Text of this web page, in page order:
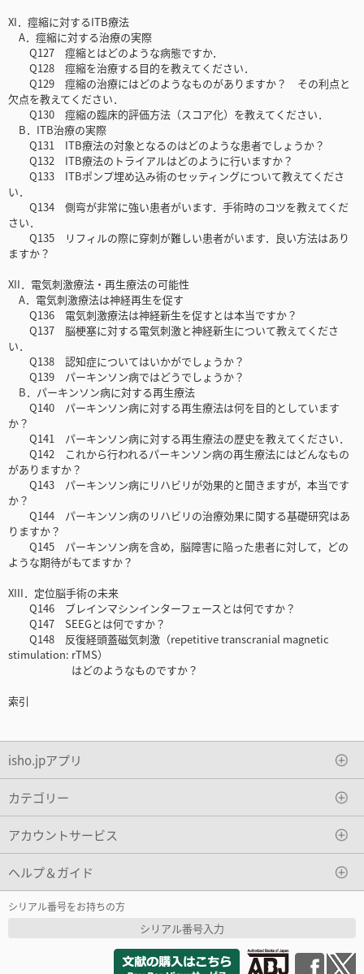
XI．痙縮に対するITB療法
A．痙縮に対する治療の実際
Q127 痙縮とはどのような病態ですか．
Q128 痙縮を治療する目的を教えてください．
Q129 痙縮の治療にはどのようなものがありますか？ その利点と
欠点を教えてください．
Q130 痙縮の臨床的評価方法（スコア化）を教えてください．
B．ITB治療の実際
Q131 ITB療法の対象となるのはどのような患者でしょうか？
Q132 ITB療法のトライアルはどのように行いますか？
Q133 ITBポンプ埋め込み術のセッティングについて教えてくださ
い．
Q134 側弯が非常に強い患者がいます．手術時のコツを教えてくだ
さい．
Q135 リフィルの際に穿刺が難しい患者がいます．良い方法はあり
ますか？
XII．電気刺激療法・再生療法の可能性
A．電気刺激療法は神経再生を促す
Q136 電気刺激療法は神経新生を促すとは本当ですか？
Q137 脳梗塞に対する電気刺激と神経新生について教えてくださ
い．
Q138 認知症についてはいかがでしょうか？
Q139 パーキンソン病ではどうでしょうか？
B．パーキンソン病に対する再生療法
Q140 パーキンソン病に対する再生療法は何を目的としています
か？
Q141 パーキンソン病に対する再生療法の歴史を教えてください．
Q142 これから行われるパーキンソン病の再生療法にはどんなもの
がありますか？
Q143 パーキンソン病にリハビリが効果的と聞きますが，本当です
か？
Q144 パーキンソン病のリハビリの治療効果に関する基礎研究はあ
りますか？
Q145 パーキンソン病を含め，脳障害に陥った患者に対して，どの
ような期待がもてますか？
XIII．定位脳手術の未来
Q146 ブレインマシンインターフェースとは何ですか？
Q147 SEEGとは何ですか？
Q148 反復経頭蓋磁気刺激（repetitive transcranial magnetic
stimulation: rTMS）
はどのようなものですか？
索引
isho.jpアプリ
カテゴリー
アカウントサービス
ヘルプ＆ガイド
シリアル番号をお持ちの方
シリアル番号入力